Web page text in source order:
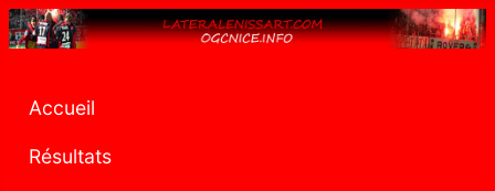
Accueil
Résultats